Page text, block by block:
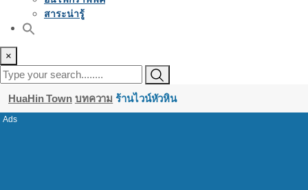
สาระน่ารู้
×
HuaHin Town บทความ ร้านไวน์หัวหิน